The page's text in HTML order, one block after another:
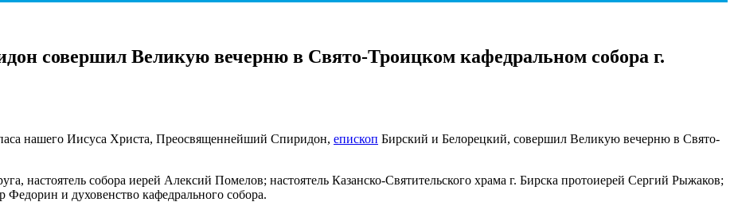
совершил Великую вечерню в Свято-Троицком кафедральном собора г.
нашего Иисуса Христа, Преосвященнейший Спиридон, епископ Бирский и Белорецкий, совершил Великую вечерню в Свято-
настоятель собора иерей Алексий Помелов; настоятель Казанско-Святительского храма г. Бирска протоиерей Сергий Рыжаков;
и духовенство кафедрального собора.